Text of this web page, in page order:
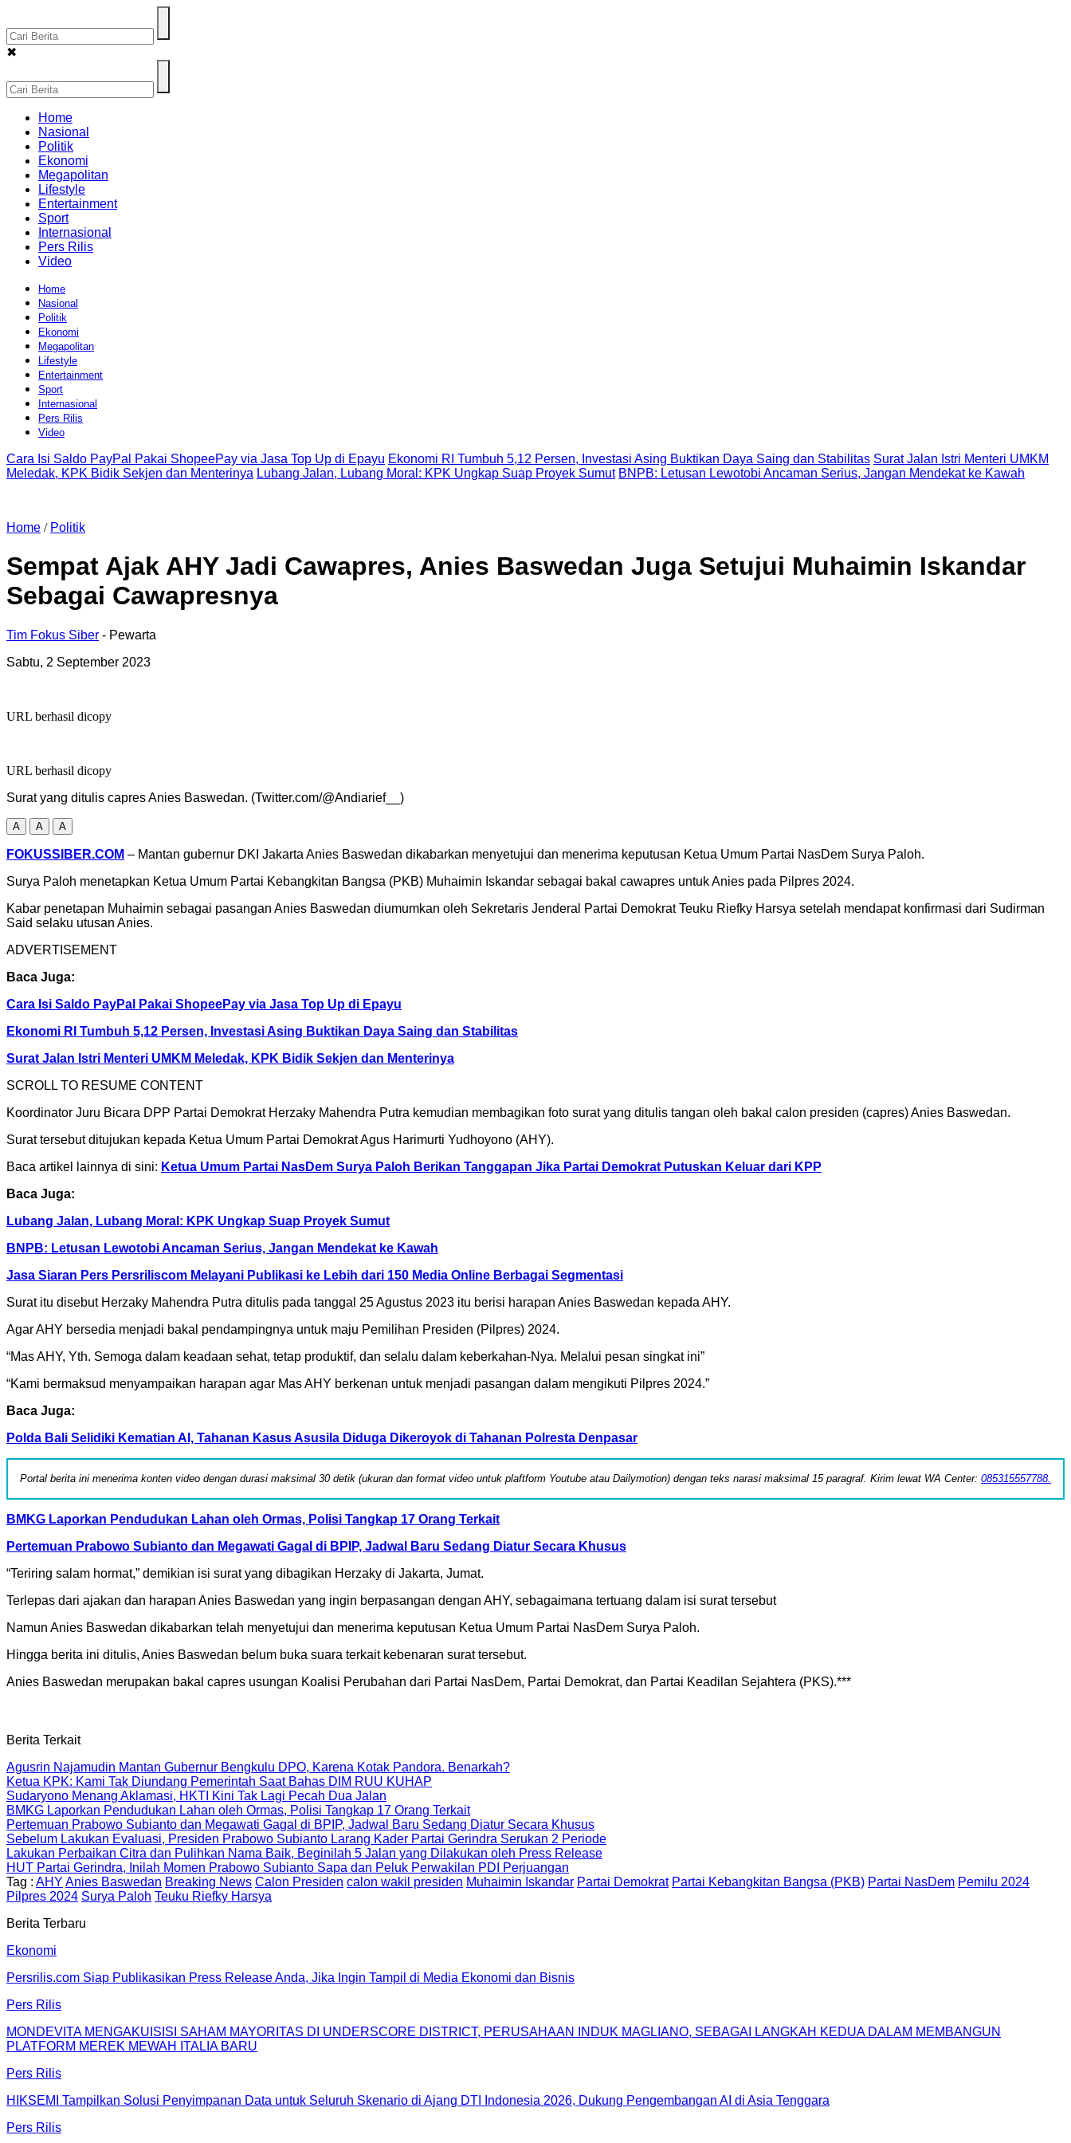
✖
Home
Nasional
Politik
Ekonomi
Megapolitan
Lifestyle
Entertainment
Sport
Internasional
Pers Rilis
Video
Home
Nasional
Politik
Ekonomi
Megapolitan
Lifestyle
Entertainment
Sport
Internasional
Pers Rilis
Video
Cara Isi Saldo PayPal Pakai ShopeePay via Jasa Top Up di Epayu Ekonomi RI Tumbuh 5,12 Persen, Investasi Asing Buktikan Daya Saing dan Stabilitas Surat Jalan Istri Menteri UMKM
Meledak, KPK Bidik Sekjen dan Menterinya Lubang Jalan, Lubang Moral: KPK Ungkap Suap Proyek Sumut BNPB: Letusan Lewotobi Ancaman Serius, Jangan Mendekat ke Kawah
Home / Politik
Sempat Ajak AHY Jadi Cawapres, Anies Baswedan Juga Setujui Muhaimin Iskandar
Sebagai Cawapresnya
Tim Fokus Siber - Pewarta
Sabtu, 2 September 2023
URL berhasil dicopy
URL berhasil dicopy
Surat yang ditulis capres Anies Baswedan. (Twitter.com/@Andiarief__)
A A A
FOKUSSIBER.COM – Mantan gubernur DKI Jakarta Anies Baswedan dikabarkan menyetujui dan menerima keputusan Ketua Umum Partai NasDem Surya Paloh.
Surya Paloh menetapkan Ketua Umum Partai Kebangkitan Bangsa (PKB) Muhaimin Iskandar sebagai bakal cawapres untuk Anies pada Pilpres 2024.
Kabar penetapan Muhaimin sebagai pasangan Anies Baswedan diumumkan oleh Sekretaris Jenderal Partai Demokrat Teuku Riefky Harsya setelah mendapat konfirmasi dari Sudirman
Said selaku utusan Anies.
ADVERTISEMENT
Baca Juga:
Cara Isi Saldo PayPal Pakai ShopeePay via Jasa Top Up di Epayu
Ekonomi RI Tumbuh 5,12 Persen, Investasi Asing Buktikan Daya Saing dan Stabilitas
Surat Jalan Istri Menteri UMKM Meledak, KPK Bidik Sekjen dan Menterinya
SCROLL TO RESUME CONTENT
Koordinator Juru Bicara DPP Partai Demokrat Herzaky Mahendra Putra kemudian membagikan foto surat yang ditulis tangan oleh bakal calon presiden (capres) Anies Baswedan.
Surat tersebut ditujukan kepada Ketua Umum Partai Demokrat Agus Harimurti Yudhoyono (AHY).
Baca artikel lainnya di sini: Ketua Umum Partai NasDem Surya Paloh Berikan Tanggapan Jika Partai Demokrat Putuskan Keluar dari KPP
Baca Juga:
Lubang Jalan, Lubang Moral: KPK Ungkap Suap Proyek Sumut
BNPB: Letusan Lewotobi Ancaman Serius, Jangan Mendekat ke Kawah
Jasa Siaran Pers Persriliscom Melayani Publikasi ke Lebih dari 150 Media Online Berbagai Segmentasi
Surat itu disebut Herzaky Mahendra Putra ditulis pada tanggal 25 Agustus 2023 itu berisi harapan Anies Baswedan kepada AHY.
Agar AHY bersedia menjadi bakal pendampingnya untuk maju Pemilihan Presiden (Pilpres) 2024.
“Mas AHY, Yth. Semoga dalam keadaan sehat, tetap produktif, dan selalu dalam keberkahan-Nya. Melalui pesan singkat ini”
“Kami bermaksud menyampaikan harapan agar Mas AHY berkenan untuk menjadi pasangan dalam mengikuti Pilpres 2024.”
Baca Juga:
Polda Bali Selidiki Kematian AI, Tahanan Kasus Asusila Diduga Dikeroyok di Tahanan Polresta Denpasar
Portal berita ini menerima konten video dengan durasi maksimal 30 detik (ukuran dan format video untuk plaftform Youtube atau Dailymotion) dengan teks narasi maksimal 15 paragraf. Kirim lewat WA Center: 085315557788.
BMKG Laporkan Pendudukan Lahan oleh Ormas, Polisi Tangkap 17 Orang Terkait
Pertemuan Prabowo Subianto dan Megawati Gagal di BPIP, Jadwal Baru Sedang Diatur Secara Khusus
“Teriring salam hormat,” demikian isi surat yang dibagikan Herzaky di Jakarta, Jumat.
Terlepas dari ajakan dan harapan Anies Baswedan yang ingin berpasangan dengan AHY, sebagaimana tertuang dalam isi surat tersebut
Namun Anies Baswedan dikabarkan telah menyetujui dan menerima keputusan Ketua Umum Partai NasDem Surya Paloh.
Hingga berita ini ditulis, Anies Baswedan belum buka suara terkait kebenaran surat tersebut.
Anies Baswedan merupakan bakal capres usungan Koalisi Perubahan dari Partai NasDem, Partai Demokrat, dan Partai Keadilan Sejahtera (PKS).***
Berita Terkait
Agusrin Najamudin Mantan Gubernur Bengkulu DPO, Karena Kotak Pandora. Benarkah?
Ketua KPK: Kami Tak Diundang Pemerintah Saat Bahas DIM RUU KUHAP
Sudaryono Menang Aklamasi, HKTI Kini Tak Lagi Pecah Dua Jalan
BMKG Laporkan Pendudukan Lahan oleh Ormas, Polisi Tangkap 17 Orang Terkait
Pertemuan Prabowo Subianto dan Megawati Gagal di BPIP, Jadwal Baru Sedang Diatur Secara Khusus
Sebelum Lakukan Evaluasi, Presiden Prabowo Subianto Larang Kader Partai Gerindra Serukan 2 Periode
Lakukan Perbaikan Citra dan Pulihkan Nama Baik, Beginilah 5 Jalan yang Dilakukan oleh Press Release
HUT Partai Gerindra, Inilah Momen Prabowo Subianto Sapa dan Peluk Perwakilan PDI Perjuangan
Tag : AHY Anies Baswedan Breaking News Calon Presiden calon wakil presiden Muhaimin Iskandar Partai Demokrat Partai Kebangkitan Bangsa (PKB) Partai NasDem Pemilu 2024
Pilpres 2024 Surya Paloh Teuku Riefky Harsya
Berita Terbaru
Ekonomi
Persrilis.com Siap Publikasikan Press Release Anda, Jika Ingin Tampil di Media Ekonomi dan Bisnis
Pers Rilis
MONDEVITA MENGAKUISISI SAHAM MAYORITAS DI UNDERSCORE DISTRICT, PERUSAHAAN INDUK MAGLIANO, SEBAGAI LANGKAH KEDUA DALAM MEMBANGUN
PLATFORM MEREK MEWAH ITALIA BARU
Pers Rilis
HIKSEMI Tampilkan Solusi Penyimpanan Data untuk Seluruh Skenario di Ajang DTI Indonesia 2026, Dukung Pengembangan AI di Asia Tenggara
Pers Rilis